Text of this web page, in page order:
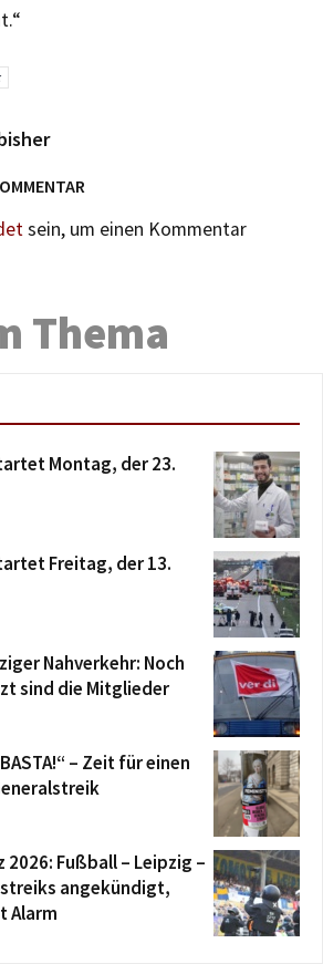
sein, um einen Kommentar
Thema
Montag, der 23.
Freitag, der 13.
Nahverkehr: Noch
sind die Mitglieder
BASTA!“ – Zeit für einen
2026: Fußball – Leipzig –
angekündigt,
Alarm